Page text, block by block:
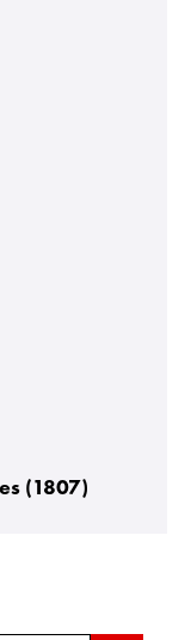
(1807)